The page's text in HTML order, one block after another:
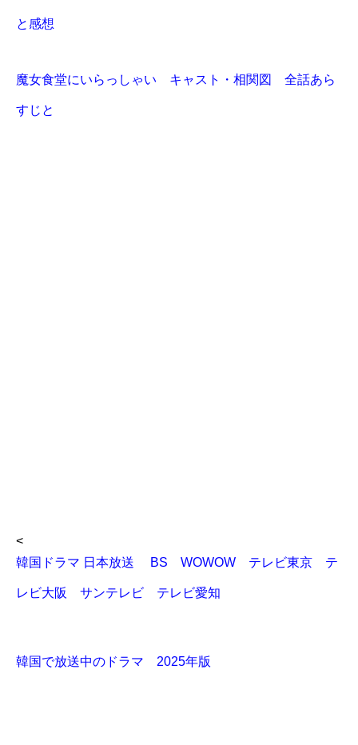
と感想
魔女食堂にいらっしゃい キャスト・相関図 全話あら
すじと
<
韓国ドラマ 日本放送 BS WOWOW テレビ東京 テ
レビ大阪 サンテレビ テレビ愛知
韓国で放送中のドラマ 2025年版